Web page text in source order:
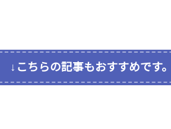
↓こちらの記事もおすすめです。